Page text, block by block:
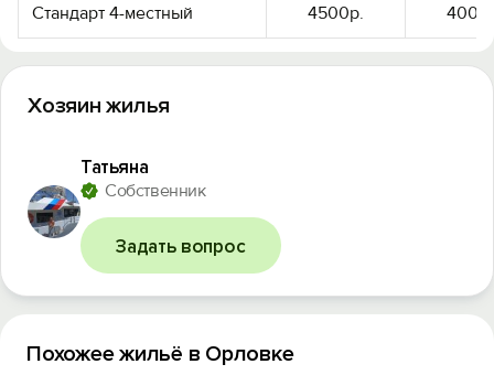
Стандарт 4-местный 4500р.
Хозяин жилья
Татьяна
Собственник
Задать вопрос
Похожее жильё в Орловке
Вход на сайт
Войти с помощью